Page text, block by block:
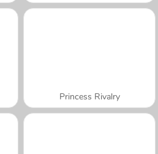
Princess Rivalry